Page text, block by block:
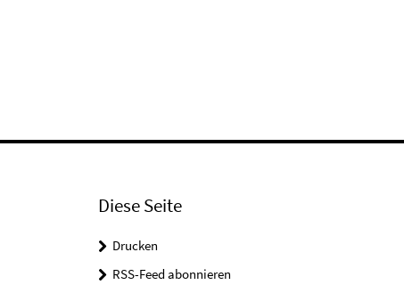
Diese Seite
Drucken
RSS-Feed abonnieren